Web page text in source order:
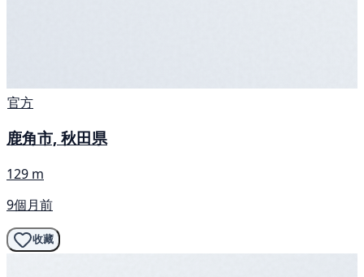
官方
鹿角市, 秋田県
129 m
9個月前
收藏